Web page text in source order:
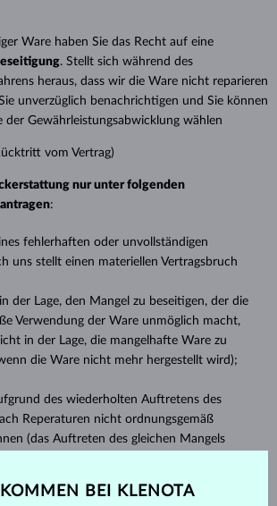
Ware haben Sie das Recht auf eine
. Stellt sich während des
heraus, dass wir die Ware nicht reparieren
unverzüglich benachrichtigen und Sie können
der Gewährleistungsabwicklung wählen
vom Vertrag)
nur unter folgenden
:
fehlerhaften oder unvollständigen
uns stellt einen materiellen Vertragsbruch
der Lage, den Mangel zu beseitigen, der die
Verwendung der Ware unmöglich macht,
in der Lage, die mangelhafte Ware zu
die Ware nicht mehr hergestellt wird);
des wiederholten Auftretens des
Reperaturen nicht ordnungsgemäß
(das Auftreten des gleichen Mangels
behebbare Mängel gleichzeitig – von denen
BEI KLENOTA